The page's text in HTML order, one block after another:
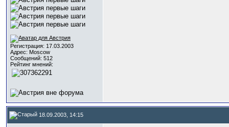
Регистрация: 17.03.2003
Адрес: Moscow
Сообщений: 512
Рейтинг мнений:
18.09.2003, 14:15